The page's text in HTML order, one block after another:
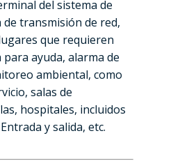
del sistema de
transmisión de red,
que requieren
ayuda, alarma de
ambiental, como
salas de
hospitales, incluidos
y salida, etc.